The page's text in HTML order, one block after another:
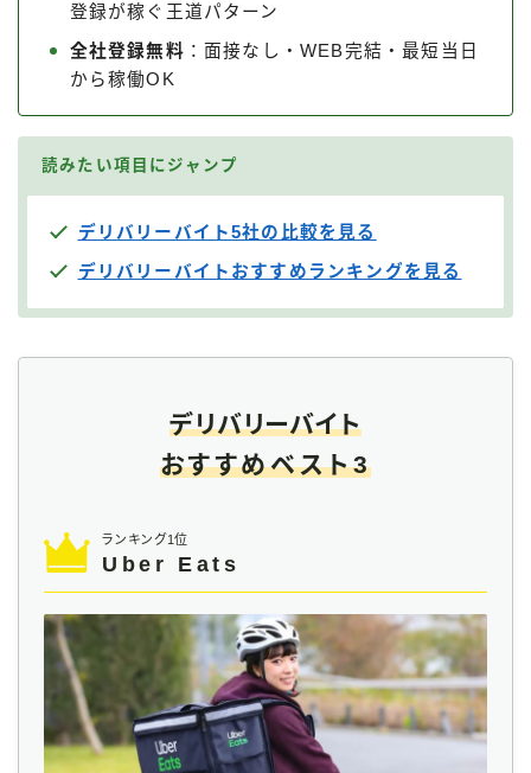
登録が稼ぐ王道パターン
全社登録無料 ：面接なし・WEB完結・最短当日
から稼働OK
読みたい項目にジャンプ
デリバリーバイト5社の比較を見る
デリバリーバイトおすすめランキングを見る
デリバリーバイト
おすすめベスト3
ランキング1位
Uber Eats